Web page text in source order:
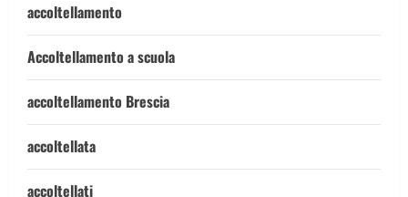
accoltellamento
Accoltellamento a scuola
accoltellamento Brescia
accoltellata
accoltellati